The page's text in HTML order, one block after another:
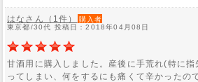
はなさん（1件）
購入者
東京都/30代 投稿日：2018年04月08日
甘酒用に購入しました。産後に手荒れ(特に
ってしまい、何をするにも痛くて辛かったの